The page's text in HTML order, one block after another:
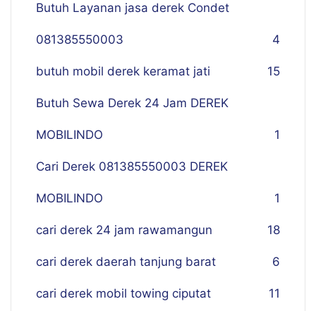
Butuh Layanan jasa derek Condet
081385550003 4
butuh mobil derek keramat jati 15
Butuh Sewa Derek 24 Jam DEREK
MOBILINDO 1
Cari Derek 081385550003 DEREK
MOBILINDO 1
cari derek 24 jam rawamangun 18
cari derek daerah tanjung barat 6
cari derek mobil towing ciputat 11